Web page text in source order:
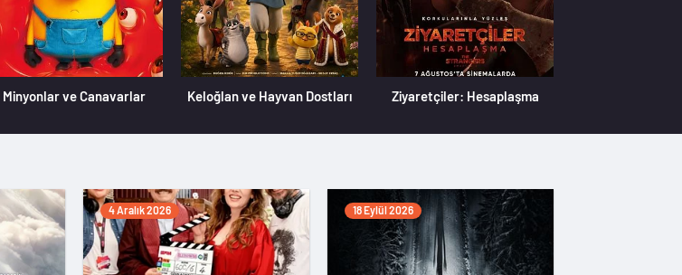
Minyonlar ve Canavarlar Keloğlan ve Hayvan Dostları Ziyaretçiler: Hesaplaşma
4 Aralık 2026 18 Eylül 2026